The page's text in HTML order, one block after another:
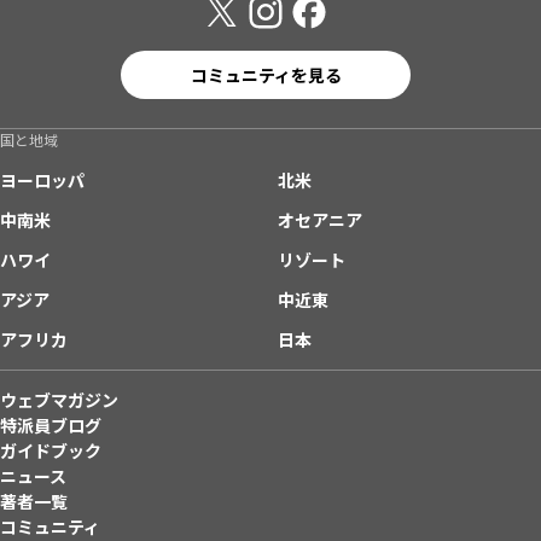
コミュニティを見る
国と地域
ヨーロッパ
北米
中南米
オセアニア
ハワイ
リゾート
アジア
中近東
アフリカ
日本
ウェブマガジン
特派員ブログ
ガイドブック
ニュース
著者一覧
コミュニティ